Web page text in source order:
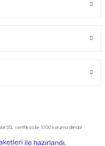
SSL sertifikası ile %100 koruma altında!
e-